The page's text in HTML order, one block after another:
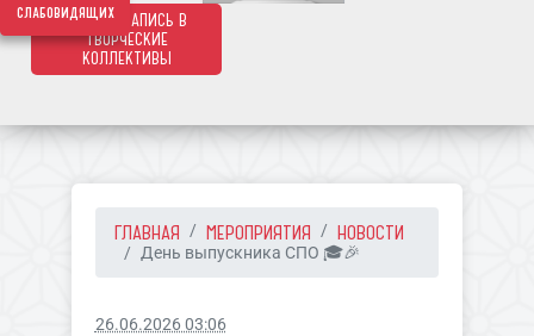
слабовидящихОНЛАЙН ЗАПИСЬ В
ТВОРЧЕСКИЕ
КОЛЛЕКТИВЫ
ГЛАВНАЯ МЕРОПРИЯТИЯ НОВОСТИ
День выпускника СПО 🎓🎉
26.06.2026 03:06